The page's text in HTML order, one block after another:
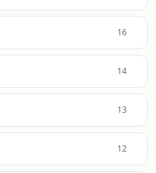
16
14
13
12